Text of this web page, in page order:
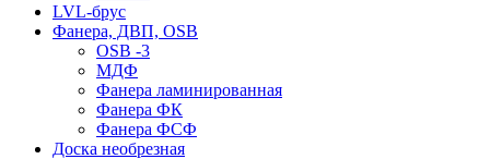
LVL-брус
Фанера, ДВП, OSB
OSB -3
МДФ
Фанера ламинированная
Фанера ФК
Фанера ФСФ
Доска необрезная